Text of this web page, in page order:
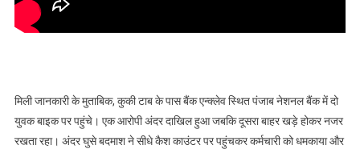
मिली जानकारी के मुताबिक, कुकी टाब के पास बैंक एन्क्लेव स्थित पंजाब नेशनल बैंक में दो
युवक बाइक पर पहुंचे। एक आरोपी अंदर दाखिल हुआ जबकि दूसरा बाहर खड़े होकर नजर
रखता रहा। अंदर घुसे बदमाश ने सीधे कैश काउंटर पर पहुंचकर कर्मचारी को धमकाया और